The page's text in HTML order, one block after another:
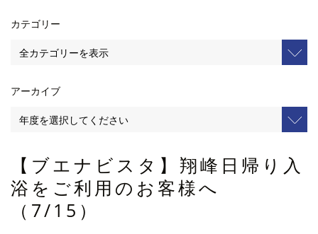
カテゴリー
アーカイブ
【ブエナビスタ】翔峰日帰り入
浴をご利用のお客様へ
（7/15）